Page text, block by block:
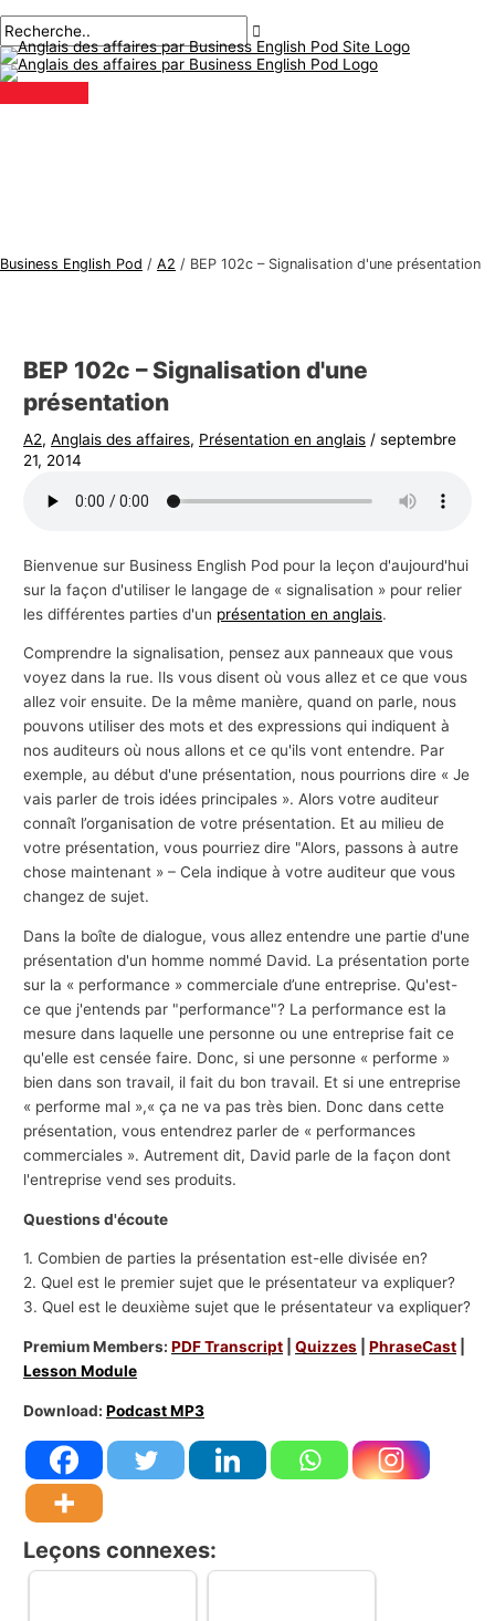
au
contenu
principal
Business English Pod / A2 / BEP 102c – Signalisation d'une présentation
BEP 102c – Signalisation d'une
présentation
A2,Anglais des affaires, Présentation en anglais /septembre
21, 2014
Bienvenue sur Business English Pod pour la leçon d'aujourd'hui
sur la façon d'utiliser le langage de « signalisation » pour relier
les différentes parties d'un présentation en anglais.
Comprendre la signalisation, pensez aux panneaux que vous
voyez dans la rue. Ils vous disent où vous allez et ce que vous
allez voir ensuite. De la même manière, quand on parle, nous
pouvons utiliser des mots et des expressions qui indiquent à
nos auditeurs où nous allons et ce qu'ils vont entendre. Par
exemple, au début d'une présentation, nous pourrions dire « Je
vais parler de trois idées principales ». Alors votre auditeur
connaît l’organisation de votre présentation. Et au milieu de
votre présentation, vous pourriez dire "Alors, passons à autre
chose maintenant » – Cela indique à votre auditeur que vous
changez de sujet.
Dans la boîte de dialogue, vous allez entendre une partie d'une
présentation d'un homme nommé David. La présentation porte
sur la « performance » commerciale d’une entreprise. Qu'est-
ce que j'entends par "performance"? La performance est la
mesure dans laquelle une personne ou une entreprise fait ce
qu'elle est censée faire. Donc, si une personne « performe »
bien dans son travail, il fait du bon travail. Et si une entreprise
« performe mal »,« ça ne va pas très bien. Donc dans cette
présentation, vous entendrez parler de « performances
commerciales ». Autrement dit, David parle de la façon dont
l'entreprise vend ses produits.
Questions d'écoute
1. Combien de parties la présentation est-elle divisée en?
2. Quel est le premier sujet que le présentateur va expliquer?
3. Quel est le deuxième sujet que le présentateur va expliquer?
Premium Members:PDF Transcript |Quizzes |PhraseCast
Lesson Module
Download:Podcast MP3
Leçons connexes:
des
articles
ici..
mail*
S
u
j
e
a
i
s
d
f
i
r
e
s
R
e
c
h